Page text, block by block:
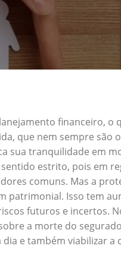
financeiro,
que nem sempre são
sua tranquilidade em
estrito, pois em
comuns. Mas a
patrimonial. Isso tem
futuros e incertos.
a morte do
e também viabilizar